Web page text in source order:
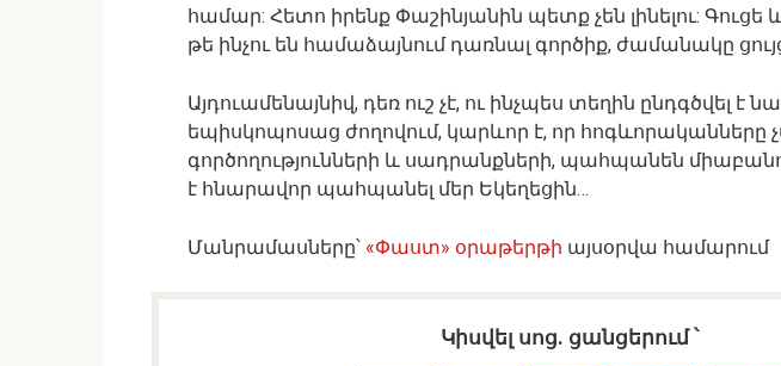
համար: Հետո իրենք Փաշինյանին պետք չեն լինելու: Գուցե
թե ինչու են համաձայնում դառնալ գործիք, ժամանակը
Այդուամենայնիվ, դեռ ուշ չէ, ու ինչպես տեղին ընդգծվել է
եպիսկոպոսաց ժողովում, կարևոր է, որ
գործողությունների և սադրանքների, պահպանեն
է հնարավոր պահպանել մեր Եկեղեցին…
Մանրամասները՝ «Փաստ» օրաթերթի այսօրվա համարում
Կիսվել սոց․ ցանցերում ՝